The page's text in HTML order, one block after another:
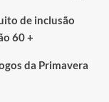
de inclusão
60 +
da Primavera